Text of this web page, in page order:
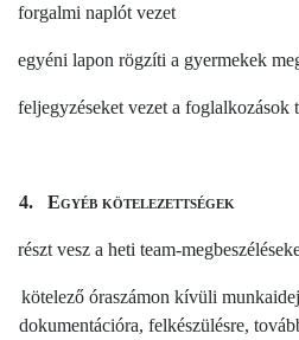
forgalmi naplót vezet
egyéni lapon rögzíti a gyermekek
feljegyzéseket vezet a foglalkozások
4. Egyéb kötelezettségek
részt vesz a heti team-
kötelező óraszámon kívüli
dokumentációra, felkészülésre,